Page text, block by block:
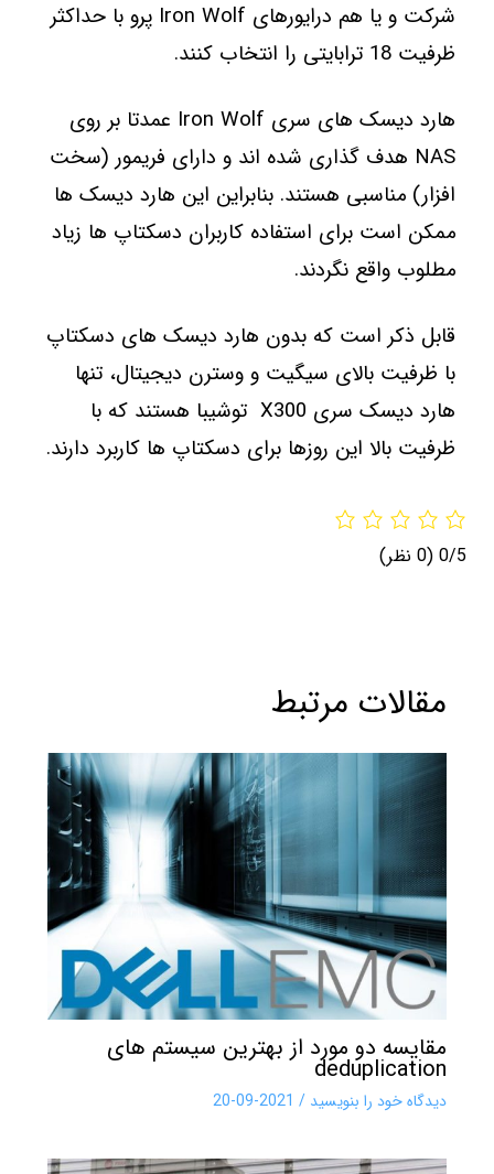
شرکت و یا هم درایورهای Iron Wolf پرو با حداکثر
ظرفیت 18 ترابایتی را انتخاب کنند.
هارد دیسک های سری Iron Wolf عمدتا بر روی
NAS هدف گذاری شده اند و دارای فریمور (سخت
افزار) مناسبی هستند. بنابراین این هارد دیسک ها
ممکن است برای استفاده کاربران دسکتاپ ها زیاد
مطلوب واقع نگردند.
قابل ذکر است که بدون هارد دیسک های دسکتاپ
با ظرفیت بالای سیگیت و وسترن دیجیتال، تنها
هارد دیسک سری X300 توشیبا هستند که با
ظرفیت بالا این روزها برای دسکتاپ ها کاربرد دارند.
0/5 (0 نظر)
مقالات مرتبط
مقایسه دو مورد از بهترین سیستم های
deduplication
دیدگاه‌ خود را بنویسید /
2021-09-20